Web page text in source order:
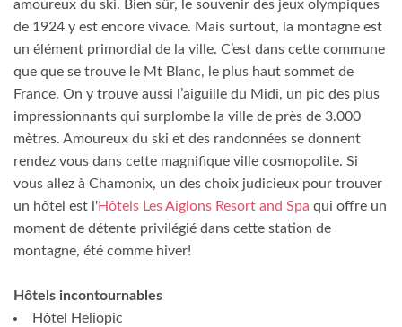
amoureux du ski. Bien sûr, le souvenir des jeux olympiques
de 1924 y est encore vivace. Mais surtout, la montagne est
un élément primordial de la ville. C’est dans cette commune
que que se trouve le Mt Blanc, le plus haut sommet de
France. On y trouve aussi l’aiguille du Midi, un pic des plus
impressionnants qui surplombe la ville de près de 3.000
mètres. Amoureux du ski et des randonnées se donnent
rendez vous dans cette magnifique ville cosmopolite. Si
vous allez à Chamonix, un des choix judicieux pour trouver
un hôtel est l'Hôtels Les Aiglons Resort and Spa qui offre un
moment de détente privilégié dans cette station de
montagne, été comme hiver!
Hôtels incontournables
Hôtel Heliopic